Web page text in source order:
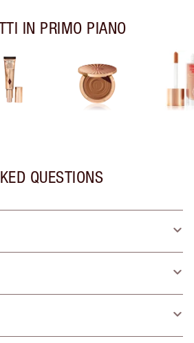
IN PRIMO PIANO
QUESTIONS